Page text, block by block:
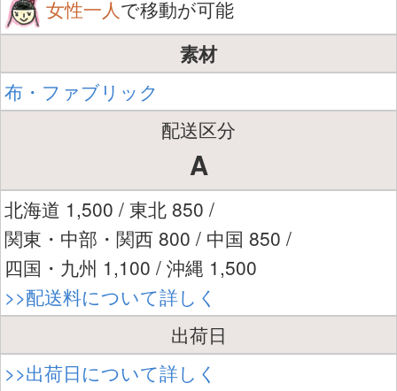
女性一人で移動が可能
素材
布・ファブリック
配送区分
A
北海道 1,500 / 東北 850 /
関東・中部・関西 800 / 中国 850 /
四国・九州 1,100 / 沖縄 1,500
>>配送料について詳しく
出荷日
>>出荷日について詳しく